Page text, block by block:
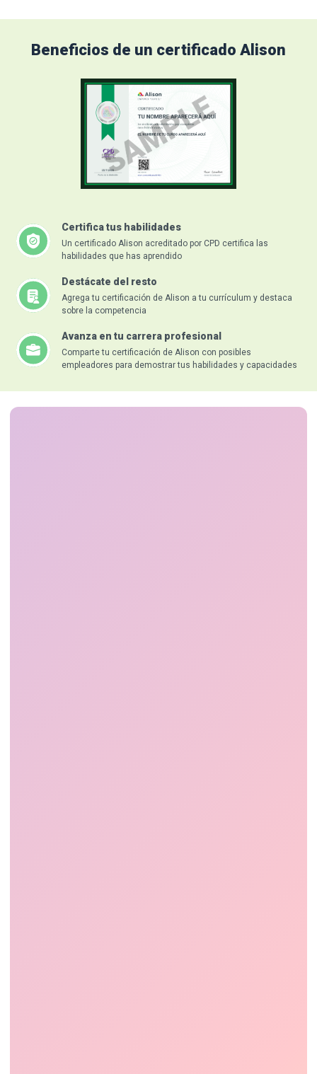
Beneficios de un certificado Alison
Certifica tus habilidades
Un certificado Alison acreditado por CPD certifica las
habilidades que has aprendido
Destácate del resto
Agrega tu certificación de Alison a tu currículum y destaca
sobre la competencia
Avanza en tu carrera profesional
Comparte tu certificación de Alison con posibles
empleadores para demostrar tus habilidades y capacidades